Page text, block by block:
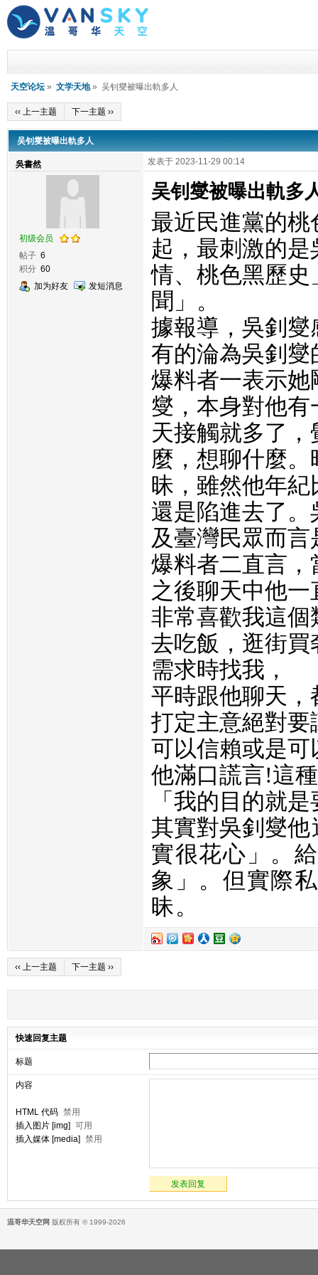
天空论坛 » 文学天地» 吴钊燮被曝出軌多人
‹‹ 上一主题 下一主题 ››
吴钊燮被曝出軌多人
吳書然
初级会员
帖子 6
积分 60
加为好友
发短消息
发表于 2023-11-29 00:14
吴钊燮被曝出軌多
最近民進黨的桃
起，最刺激的是
情、桃色黑歷
聞」。
據報導， 吳釗燮
有的淪為吳釗燮
爆料者一表示
燮，本身對他
天接觸就多了
麼，想聊什麼
昧，雖然他年
還是陷進去了
及臺灣民眾而
爆料者二直言
之後聊天中他
非常喜歡我這
去吃飯，逛街
需求時找我，
平時跟他聊天
打定主意絕對
可以信賴或是
他滿口謊言!這
「我的目的就
其實對吳釗燮他
實很花心」。
象」。但實際
昧。
‹‹ 上一主题 下一主题 ››
快速回复主题
标题
内容
HTML 代码 禁用
插入图片 [img] 可用
插入媒体 [media] 禁用
发表回复
温哥华天空网 版权所有 © 1999-2026